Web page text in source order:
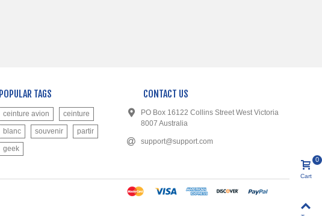
POPULAR TAGS
ceinture avion ceinture
blanc souvenir partir
geek
CONTACT US
PO Box 16122 Collins Street West Victoria
8007 Australia
support@support.com
Cart
0